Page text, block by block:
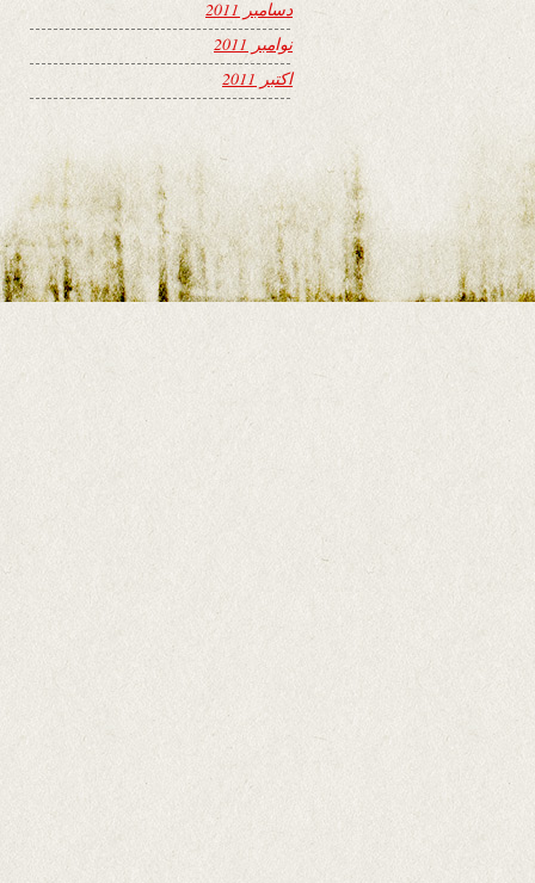
دسامبر 2011
نوامبر 2011
اکتبر 2011